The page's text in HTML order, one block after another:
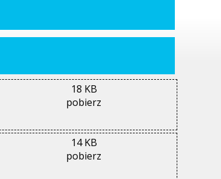
18 KB
pobierz
14 KB
pobierz